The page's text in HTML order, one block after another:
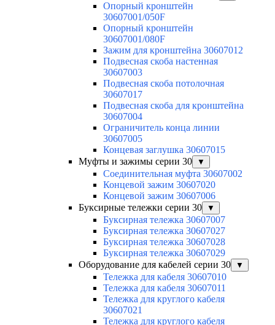
Опорный кронштейн
30607001/050F
Опорный кронштейн
30607001/080F
Зажим для кронштейна 30607012
Подвесная скоба настенная
30607003
Подвесная скоба потолочная
30607017
Подвесная скоба для кронштейна
30607004
Ограничитель конца линии
30607005
Концевая заглушка 30607015
Муфты и зажимы серии 30
▼
Соединительная муфта 30607002
Концевой зажим 30607020
Концевой зажим 30607006
Буксирные тележки серии 30
▼
Буксирная тележка 30607007
Буксирная тележка 30607027
Буксирная тележка 30607028
Буксирная тележка 30607029
Оборудование для кабелей серии 30
▼
Тележка для кабеля 30607010
Тележка для кабеля 30607011
Тележка для круглого кабеля
30607021
Тележка для круглого кабеля